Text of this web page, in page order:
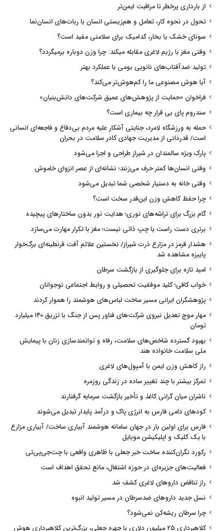
از بارداری پرخطر تا مراقبت ایمن‌تر
تحول در نحوه کار، تعامل و هم‌زیستی انسان با ربات‌های انسان‌نما
سونای خشک یا بخار، کدامیک برای سلامتی مفید است؟
وقتی مغز با رژیم لاغری مقابله میکند: چرا وزن دوباره برمیگردد؟
تولید ضدآفتاب‌های نانویی بومی با عملکرد بهتر
آیا هوش مصنوعی ما را کم‌هوش‌تر می‌کند؟
فراخوان «حمایت از پژوهش‌های عمیق شرکت‌های دانش‌بنیان»
سندروم پای بی قرار چه بیماری است؟
حمله به ورزشگاه لامرد، جنایتی آشکار علیه مردم بی‌دفاع و فاجعه‌ای انسانی
است/ قدردانی از مدیریت جهادی کادر سلامت در بحران
پارک ویژه سالمندان در شیراز طراحی و اجرا می‌شود
وقتی انسان‌ها کمتر حرف می‌زنند؛ نشانه‌ای از عصر انزوای خاموش
وقتی خانه به دستیار شخصی شما تبدیل می‌شود
چرا حفظ کاهش وزن این‌قدر سخت است؟
گام بزرگ برای تراشه‌های نوری؛ هدایت نور بدون ساختارهای پیچیده
برتری دست راست یا چپ ذاتی نیست؛ مغز با تکرار مهارت می‌سازد
هشدار قرمز در مزارع ذرت شیراز/ نخستین علائم آفت قرنطینه‌ای برگ‌خوار
پاییزه مشاهده شد
امید تازه برای جلوگیری از بازگشت سرطان
خواب کافی؛ کلید موفقیت تحصیلی و روابط اجتماعی نوجوانان
پژوهشگران ایرانی مسیر ساخت لباس‌های هوشمند را هموار کردند
مهار موج تعدیل نیروی شرکت‌های فناور پس از جنگ با تزریق ۱۴۰ میلیارد
تومان
بهبود گسترده شاخص‌های سلامت، رفاه و توانمندسازی زنان با پیمایش
ملی سلامت خانواده هند
راز کاهش وزن ایمن با آمپول‌های لاغری
تمرکز بیشتر با چند تغییر ساده در زندگی روزمره
ناشران میان گرانی کاغذ و تأخیر بازگشت سرمایه گرفتارند
کودهای دامی فارس به انرژی پاک و درآمد پایدار تبدیل می‌شوند
فارس برای اولین بار در جهان سامانه هوشمند آبیاری ساخت/ آبیاری مزارع
با یک کلیک و اپلیکیشن موبایل
رکورد نگران‌کننده ساخت خبر جعلی با ظاهری واقعی با چت‌جی‌پی‌تی
فعالیت‌های جزیره‌ای در حوزه اشتغال، مانع تحقق اهداف است
راز تناقض داروهای لاغری کشف شد
نسل جدید داروهای ضدسرطان در مسیر تولید انبوه
چرا سرطان ریشه‌کن نمی‌شود؟
کلاهبرداری ۲۵ میلیون دلاری با چهره جعلی، بزرگ‌ترین کلاهبرداری هوش